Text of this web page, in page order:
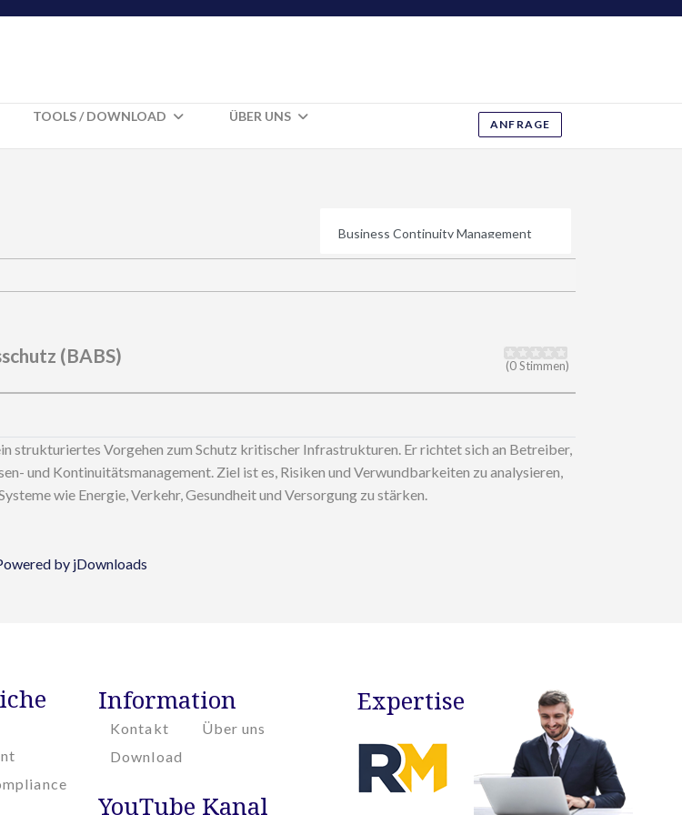
ANFRAGE
TOOLS / DOWNLOAD
ÜBER UNS
(BABS) (0 Stimmen)
strukturiertes Vorgehen zum Schutz kritischer Infrastrukturen. Er richtet sich an Betreiber,
und Kontinuitätsmanagement. Ziel ist es, Risiken und Verwundbarkeiten zu analysieren,
wie Energie, Verkehr, Gesundheit und Versorgung zu stärken.
by jDownloads
Information
Kontakt
Über uns
Download
YouTube Kanal
Expertise